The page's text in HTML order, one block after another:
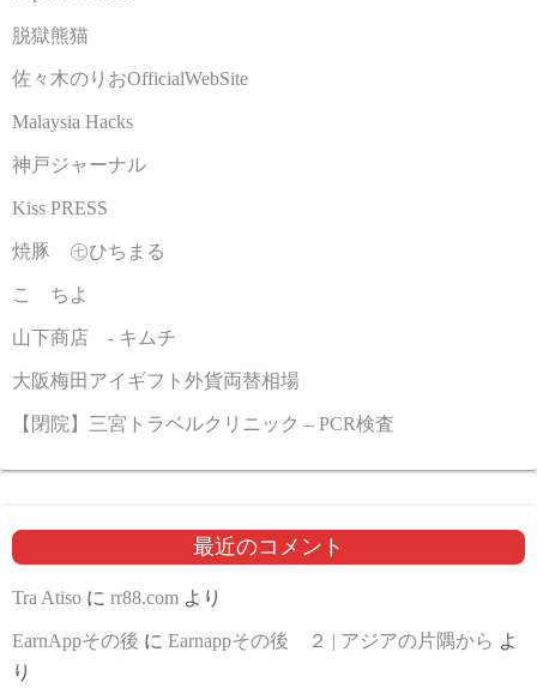
脱獄熊猫
佐々木のりおOfficialWebSite
Malaysia Hacks
神戸ジャーナル
Kiss PRESS
焼豚 ㊆ひちまる
こゝちよ
山下商店 - キムチ
大阪梅田アイギフト外貨両替相場
【閉院】三宮トラベルクリニック – PCR検査
最近のコメント
Tra Atiso に rr88.com より
EarnAppその後 に Earnappその後 ２ | アジアの片隅から よ
り